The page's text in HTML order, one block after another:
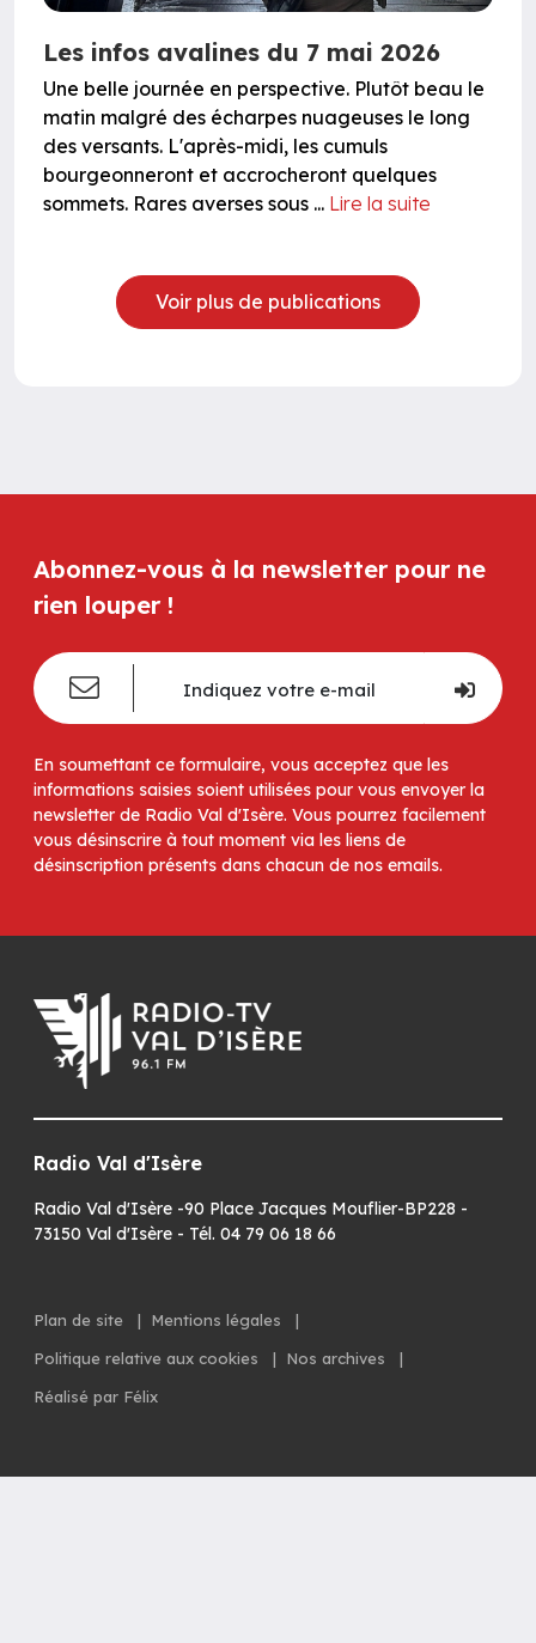
Les infos avalines du 7 mai 2026
Une belle journée en perspective. Plutôt beau le
matin malgré des écharpes nuageuses le long
des versants. L'après-midi, les cumuls
bourgeonneront et accrocheront quelques
sommets. Rares averses sous ... Lire la suite
Voir plus de publications
Abonnez-vous à la newsletter pour ne
rien louper !
En soumettant ce formulaire, vous acceptez que les
informations saisies soient utilisées pour vous envoyer la
newsletter de Radio Val d'Isère. Vous pourrez facilement
vous désinscrire à tout moment via les liens de
désinscription présents dans chacun de nos emails.
Radio Val d'Isère
Radio Val d'Isère -90 Place Jacques Mouflier-BP228 -
73150 Val d'Isère - Tél. 04 79 06 18 66
Plan de site | Mentions légales
|
Politique relative aux cookies
| Nos archives
|
Réalisé par Félix